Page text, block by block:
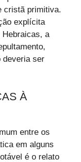
cristã primitiva.
explícita
a
deveria ser
À
entre os
em alguns
é o relato